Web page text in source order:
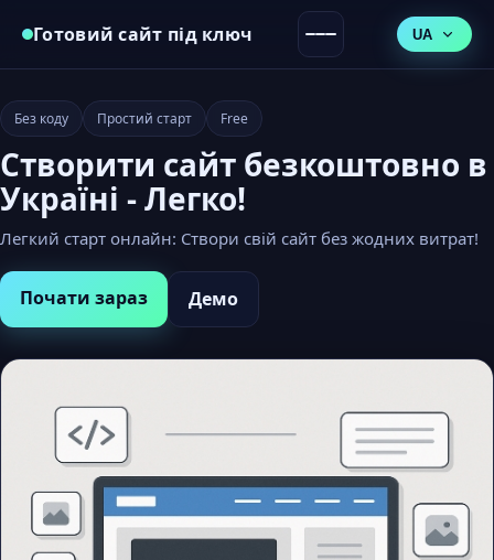
Готовий сайт під ключ UA
Без коду Простий старт Free
Створити сайт безкоштовно в
Україні - Легко!
Легкий старт онлайн: Створи свій сайт без жодних витрат!
Почати зараз Демо